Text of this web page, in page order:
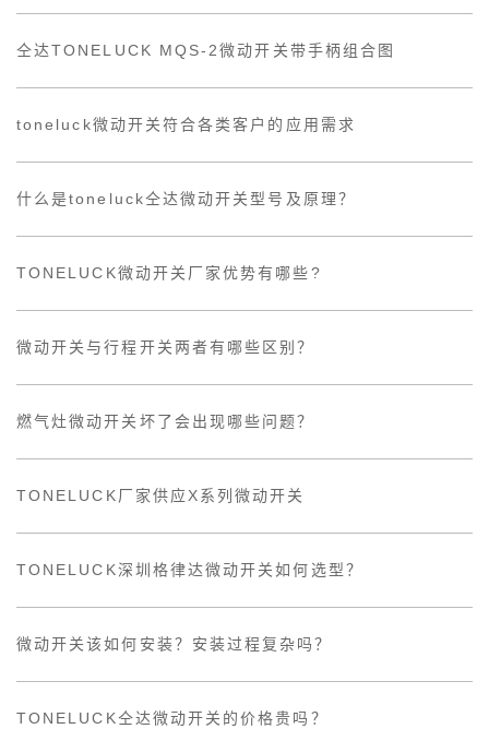
仝达TONELUCK MQS-2微动开关带手柄组合图
toneluck微动开关符合各类客户的应用需求
什么是toneluck仝达微动开关型号及原理？
TONELUCK微动开关厂家优势有哪些?
微动开关与行程开关两者有哪些区别？
燃气灶微动开关坏了会出现哪些问题？
TONELUCK厂家供应X系列微动开关
TONELUCK深圳格律达微动开关如何选型？
微动开关该如何安装？安装过程复杂吗？
TONELUCK仝达微动开关的价格贵吗？